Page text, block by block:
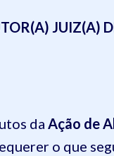
JUIZ(A)
da Ação de
o que